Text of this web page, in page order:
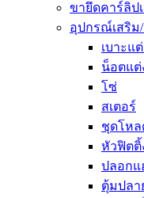
ขายึดคาร์ลิป
อุปกรณ์เสริม
เบาะแ
น็อตแต่
โซ่
สเตอร์
ชุดโห
หัวฟิตติ้
ปลอกแ
ตุ้มปล